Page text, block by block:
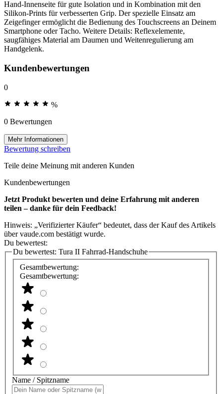
Hand-Innenseite für gute Isolation und in Kombination mit den
Silikon-Prints für verbesserten Grip. Der spezielle Einsatz am
Zeigefinger ermöglicht die Bedienung des Touchscreens an Deinem
Smartphone oder Tacho. Weitere Details: Reflexelemente,
saugfähiges Material am Daumen und Weitenregulierung am
Handgelenk.
Kundenbewertungen
0
%
0 Bewertungen
Mehr Informationen
Bewertung schreiben
Teile deine Meinung mit anderen Kunden
Kundenbewertungen
Jetzt Produkt bewerten und deine Erfahrung mit anderen
teilen – danke für dein Feedback!
Hinweis: „Verifizierter Käufer“ bedeutet, dass der Kauf des Artikels
über vaude.com bestätigt wurde.
Du bewertest:
Du bewertest: Tura II Fahrrad-Handschuhe
Gesamtbewertung:
Gesamtbewertung:
Name / Spitzname